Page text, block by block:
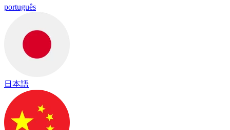
português
日本語